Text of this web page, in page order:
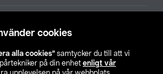
cookies
alla cookies” samtycker du till att vi
på din enhet enligt vår
Hitta butik